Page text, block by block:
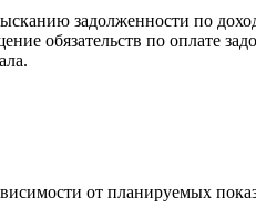
задолженности по
обязательств по оплате
от планируемых